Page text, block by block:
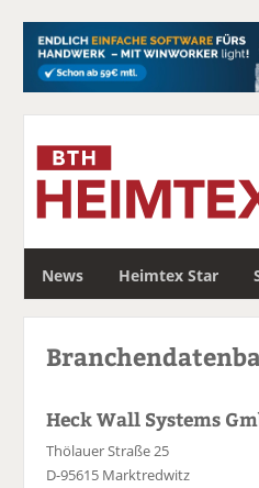
News Heimtex Star
Heck Wall Systems
Thölauer Straße 25
D-95615 Marktredwitz